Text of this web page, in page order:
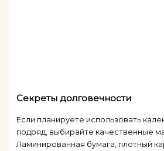
Секреты долговечности
Если планируете использовать
подряд, выбирайте качественные
Ламинированная бумага, плотный